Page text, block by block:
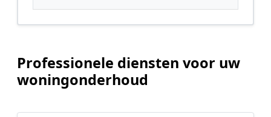
Professionele diensten voor uw
woningonderhoud